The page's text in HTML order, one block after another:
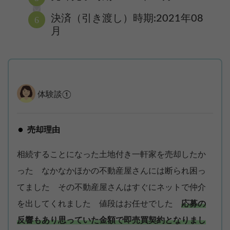
決済（引き渡し）時期:2021年08
月
体験談①
売却理由
相続することになった土地付き一軒家を売却したか
った なかなかほかの不動産屋さんには断られ困っ
てました その不動産屋さんはすぐにネットで仲介
を出してくれました 値段はお任せでした 応募の
反響もあり思っていた金額で即売買契約となりまし